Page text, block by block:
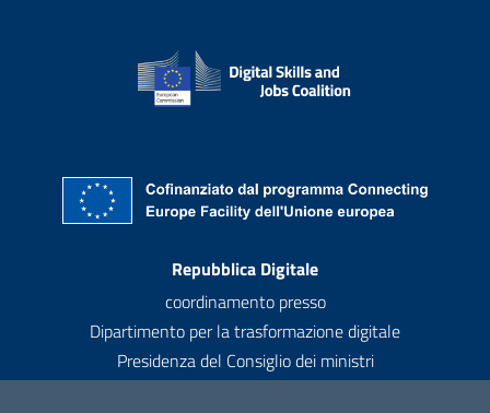
Repubblica Digitale
coordinamento presso
Dipartimento per la trasformazione digitale
Presidenza del Consiglio dei ministri